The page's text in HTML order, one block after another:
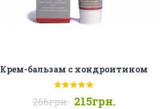
Крем-бальзам с хондроитином
266грн. 215грн.